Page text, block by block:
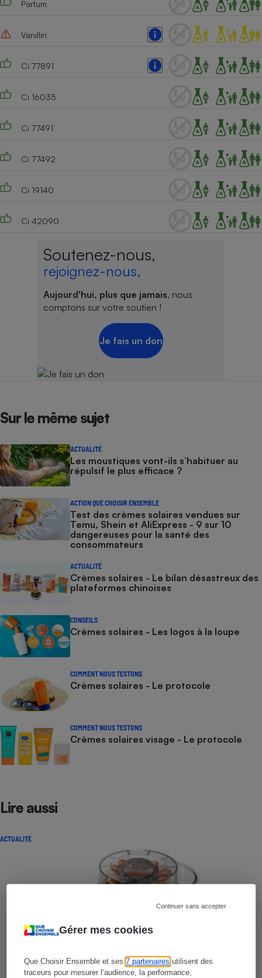
Gérer mes cookies
Que Choisir Ensemble et ses7 partenaires utilisent des
traceurs pour mesurer l’audience, la performance,
Continuer sans accepter
Parfum
Vanillin
Ci 77891
Ci 16035
Ci 77491
Ci 77492
Ci 19140
Ci 42090
Soutenez-nous,
rejoignez-nous,
Aujourd'hui, plus que jamais, nous
comptons sur votre soutien !
Je fais un don
Sur le même sujet
ACTUALITÉ
Les moustiques vont-ils s’habituer au
répulsif le plus efficace ?
ACTION QUE CHOISIR ENSEMBLE
Test des crèmes solaires vendues sur
Temu, Shein et AliExpress - 9 sur 10
dangereuses pour la santé des
consommateurs
ACTUALITÉ
Crèmes solaires - Le bilan désastreux des
plateformes chinoises
CONSEILS
Crèmes solaires - Les logos à la loupe
COMMENT NOUS TESTONS
Crèmes solaires - Le protocole
COMMENT NOUS TESTONS
Crèmes solaires visage - Le protocole
Lire aussi
ACTUALITÉ